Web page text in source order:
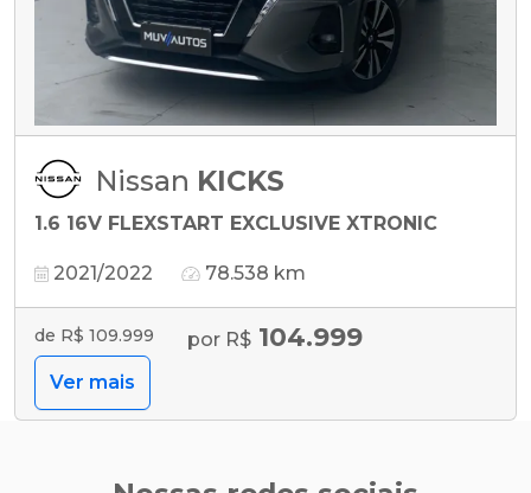
Nissan KICKS
1.6 16V FLEXSTART EXCLUSIVE XTRONIC
2021/2022 78.538 km
de R$ 109.999 por R$ 104.999
Ver mais